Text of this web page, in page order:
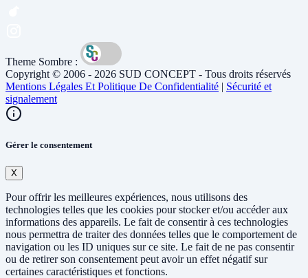
Theme Sombre :
Copyright © 2006 - 2026 SUD CONCEPT - Tous droits réservés
Mentions Légales Et Politique De Confidentialité | Sécurité et
signalement
Gérer le consentement
X
Pour offrir les meilleures expériences, nous utilisons des
technologies telles que les cookies pour stocker et/ou accéder aux
informations des appareils. Le fait de consentir à ces technologies
nous permettra de traiter des données telles que le comportement de
navigation ou les ID uniques sur ce site. Le fait de ne pas consentir
ou de retirer son consentement peut avoir un effet négatif sur
certaines caractéristiques et fonctions.